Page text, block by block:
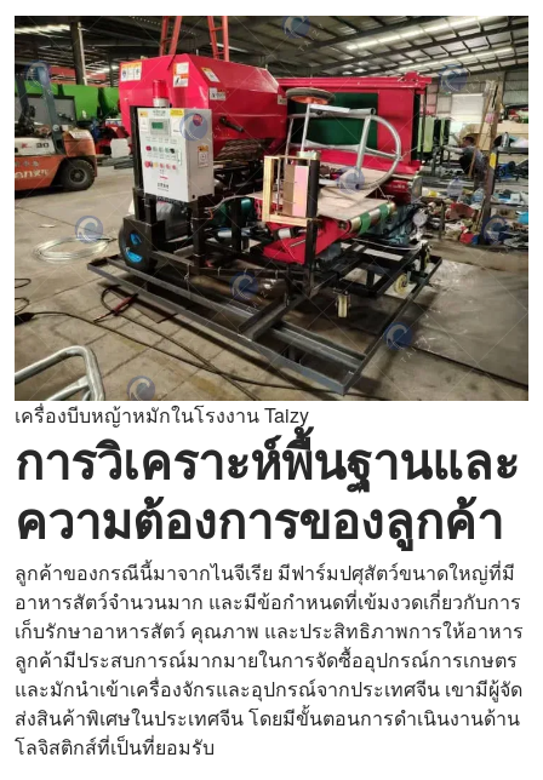
เครื่องบีบหญ้าหมักในโรงงาน Taizy
การวิเคราะห์พื้นฐานและ
ความต้องการของลูกค้า
ลูกค้าของกรณีนี้มาจากไนจีเรีย มีฟาร์มปศุสัตว์ขนาดใหญ่ที่มี
อาหารสัตว์จำนวนมาก และมีข้อกำหนดที่เข้มงวดเกี่ยวกับการ
เก็บรักษาอาหารสัตว์ คุณภาพ และประสิทธิภาพการให้อาหาร
ลูกค้ามีประสบการณ์มากมายในการจัดซื้ออุปกรณ์การเกษตร
และมักนำเข้าเครื่องจักรและอุปกรณ์จากประเทศจีน เขามีผู้จัด
ส่งสินค้าพิเศษในประเทศจีน โดยมีขั้นตอนการดำเนินงานด้าน
โลจิสติกส์ที่เป็นที่ยอมรับ